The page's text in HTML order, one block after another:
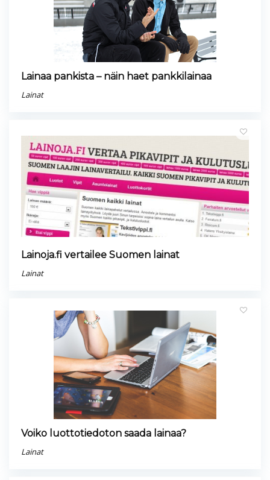
Lainaa pankista – näin haet pankkilainaa
Lainat
Lainoja.fi vertailee Suomen lainat
Lainat
Voiko luottotiedoton saada lainaa?
Lainat